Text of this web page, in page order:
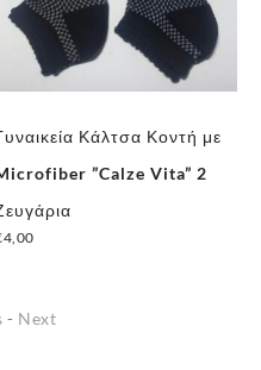
Κάλτσα Κοντή με
”Calze Vita” 2
4,00
- Next